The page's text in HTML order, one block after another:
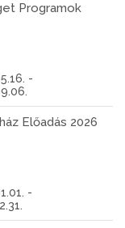
Programok
-
Előadás 2026
-